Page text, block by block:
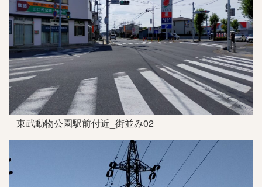
東武動物公園駅前付近_街並み02